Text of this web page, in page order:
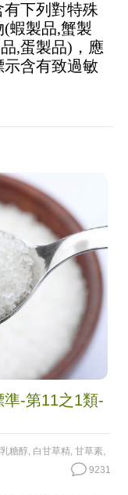
下列對特殊
蝦製品,蟹製
,蛋製品)，應
含有致過敏
-第11之1類-
乳糖醇, 白甘草精, 甘草素,
9231